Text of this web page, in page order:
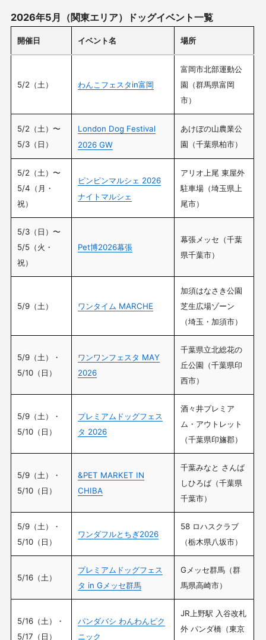
2026年5月（関東エリア）ドッグイベント一覧
開催日 イベント名 場所
5/2（土） わんこフェスタin富岡
富岡市北部運動公
園（群馬県富岡
市）
5/2（土）〜
5/3（日）
London Dog Festival
2026 GW
あけぼの山農業公
園（千葉県柏市）
5/2（土）〜
5/4（月・
祝）
ピンピンマルシェ 2026
ナイトマルシェ
アリオ上尾 東屋外
駐車場（埼玉県上
尾市）
5/3（日）〜
5/5（火・
祝）
Pet博2026幕張
幕張メッセ（千葉
県千葉市）
5/9（土） ワンタイム MARCHE
加須はなさき公園
芝生広場ゾーン
（埼玉・加須市）
5/9（土）・
5/10（日）
ワンワンフェスタ MAY
2026
千葉県立北総花の
丘公園（千葉県印
西市）
5/9（土）・
5/10（日）
プレミアムドッグフェス
タ 2026
酒々井プレミア
ム・アウトレット
（千葉県印旛郡）
5/9（土）・
5/10（日）
&PET MARKET IN
CHIBA
千葉みなと さんば
しひろば（千葉県
千葉市）
5/9（土）・
5/10（日）
ワンダフルとちぎ2026
58 ロハスクラブ
（栃木県八坂市）
5/16（土）
プレミアムドッグフェス
タ in Gメッセ群馬
Gメッセ群馬（群
馬県高崎市）
5/16（土）・
5/17（日）
パンダバシ わんわんピク
ニック
JR上野駅 入谷改札
外 パンダ橋（東京